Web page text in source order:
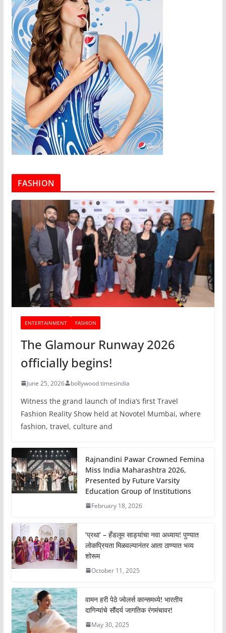
FASHION
ENTERTAINMENT FASHION
The Glamour Runway 2026
officially begins!
June 25, 2026 bollywood timesindia
Witness the grand launch of India’s first Travel
Fashion Reality Show held at Novotel Mumbai, where
fashion, travel, culture and
Rajnandini Pawar Crowned Femina
Miss India Maharashtra 2026,
Presented by Future Varsity
Education Group of Institutions
February 18, 2026
‘प्रथा’ – हँडलूम साड्यांचा नवा अध्याय! पुण्यात
लोकप्रियता मिळवल्यानंतर आता ठाण्यात भव्य
शोरूम
October 11, 2025
वामन हरी पेठे ज्वेलर्स कान्समध्ये! भारतीय
दागिन्यांचे सौंदर्य जागतिक रंगमंचावर!
May 30, 2025